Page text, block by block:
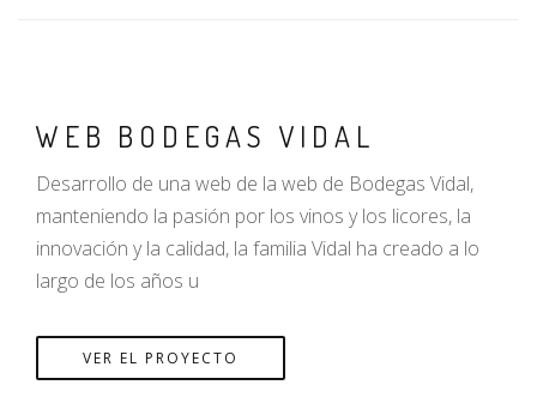
WEB BODEGAS VIDAL
Desarrollo de una web de la web de Bodegas Vidal,
manteniendo la pasión por los vinos y los licores, la
innovación y la calidad, la familia Vidal ha creado a lo
largo de los años u
VER EL PROYECTO